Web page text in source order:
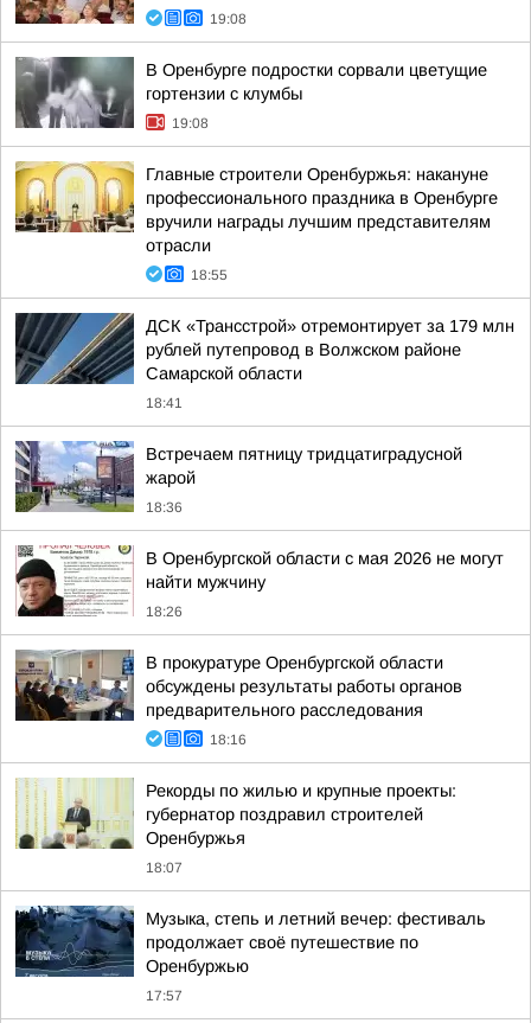
19:08
В Оренбурге подростки сорвали цветущие
гортензии с клумбы
19:08
Главные строители Оренбуржья: накануне
профессионального праздника в Оренбурге
вручили награды лучшим представителям
отрасли
18:55
ДСК «Трансстрой» отремонтирует за 179 млн
рублей путепровод в Волжском районе
Самарской области
18:41
Встречаем пятницу тридцатиградусной
жарой
18:36
В Оренбургской области с мая 2026 не могут
найти мужчину
18:26
В прокуратуре Оренбургской области
обсуждены результаты работы органов
предварительного расследования
18:16
Рекорды по жилью и крупные проекты:
губернатор поздравил строителей
Оренбуржья
18:07
Музыка, степь и летний вечер: фестиваль
продолжает своё путешествие по
Оренбуржью
17:57